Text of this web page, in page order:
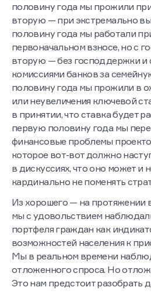
половину года мы прожили
вторую — при экстремально
половину года мы работали
первоначальном взносе, но с
вторую — без господдержки и
комиссиями банков за
половину года мы прожили в
или неувеличения ключевой
в принятии, что ставка будет
первую половину года мы
финансовые проблемы
которое вот-вот должно
в дискуссиях, что оно может и
кардинально не поменять
Из хорошего — на протяжении
мы с удовольствием
портфеля граждан как
возможностей населения к
Мы в реальном времени
отложенного спроса. Но
Это нам предстоит разобрать